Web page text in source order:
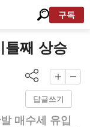
구독
틀째 상승
답글쓰기
매수세 유입